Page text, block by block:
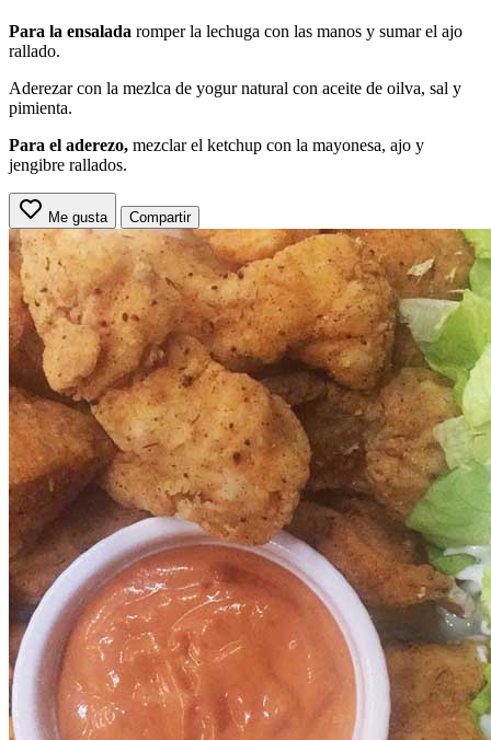
Para la ensalada romper la lechuga con las manos y sumar el ajo
rallado.
Aderezar con la mezlca de yogur natural con aceite de oilva, sal y
pimienta.
Para el aderezo, mezclar el ketchup con la mayonesa, ajo y
jengibre rallados.
Me gusta Compartir